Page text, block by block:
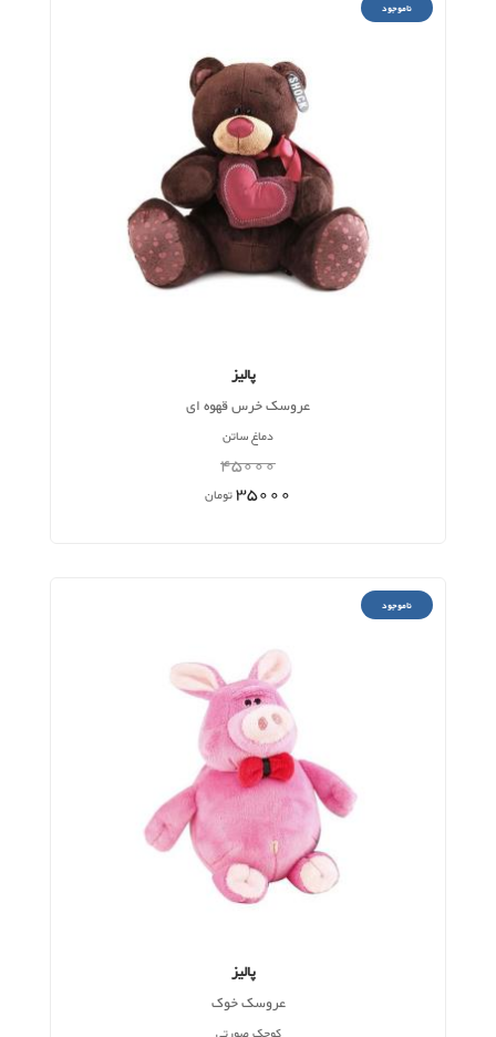
ناموجود
پالیز
عروسک خرس قهوه ای
دماغ ساتن
45000
35000تومان
ناموجود
پالیز
عروسک خوک